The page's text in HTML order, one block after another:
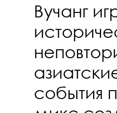
Вучанг
события